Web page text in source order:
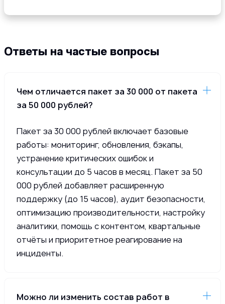
Ответы на частые вопросы
Чем отличается пакет за 30 000 от пакета
за 50 000 рублей?
Пакет за 30 000 рублей включает базовые
работы: мониторинг, обновления, бэкапы,
устранение критических ошибок и
консультации до 5 часов в месяц. Пакет за 50
000 рублей добавляет расширенную
поддержку (до 15 часов), аудит безопасности,
оптимизацию производительности, настройку
аналитики, помощь с контентом, квартальные
отчёты и приоритетное реагирование на
инциденты.
Можно ли изменить состав работ в